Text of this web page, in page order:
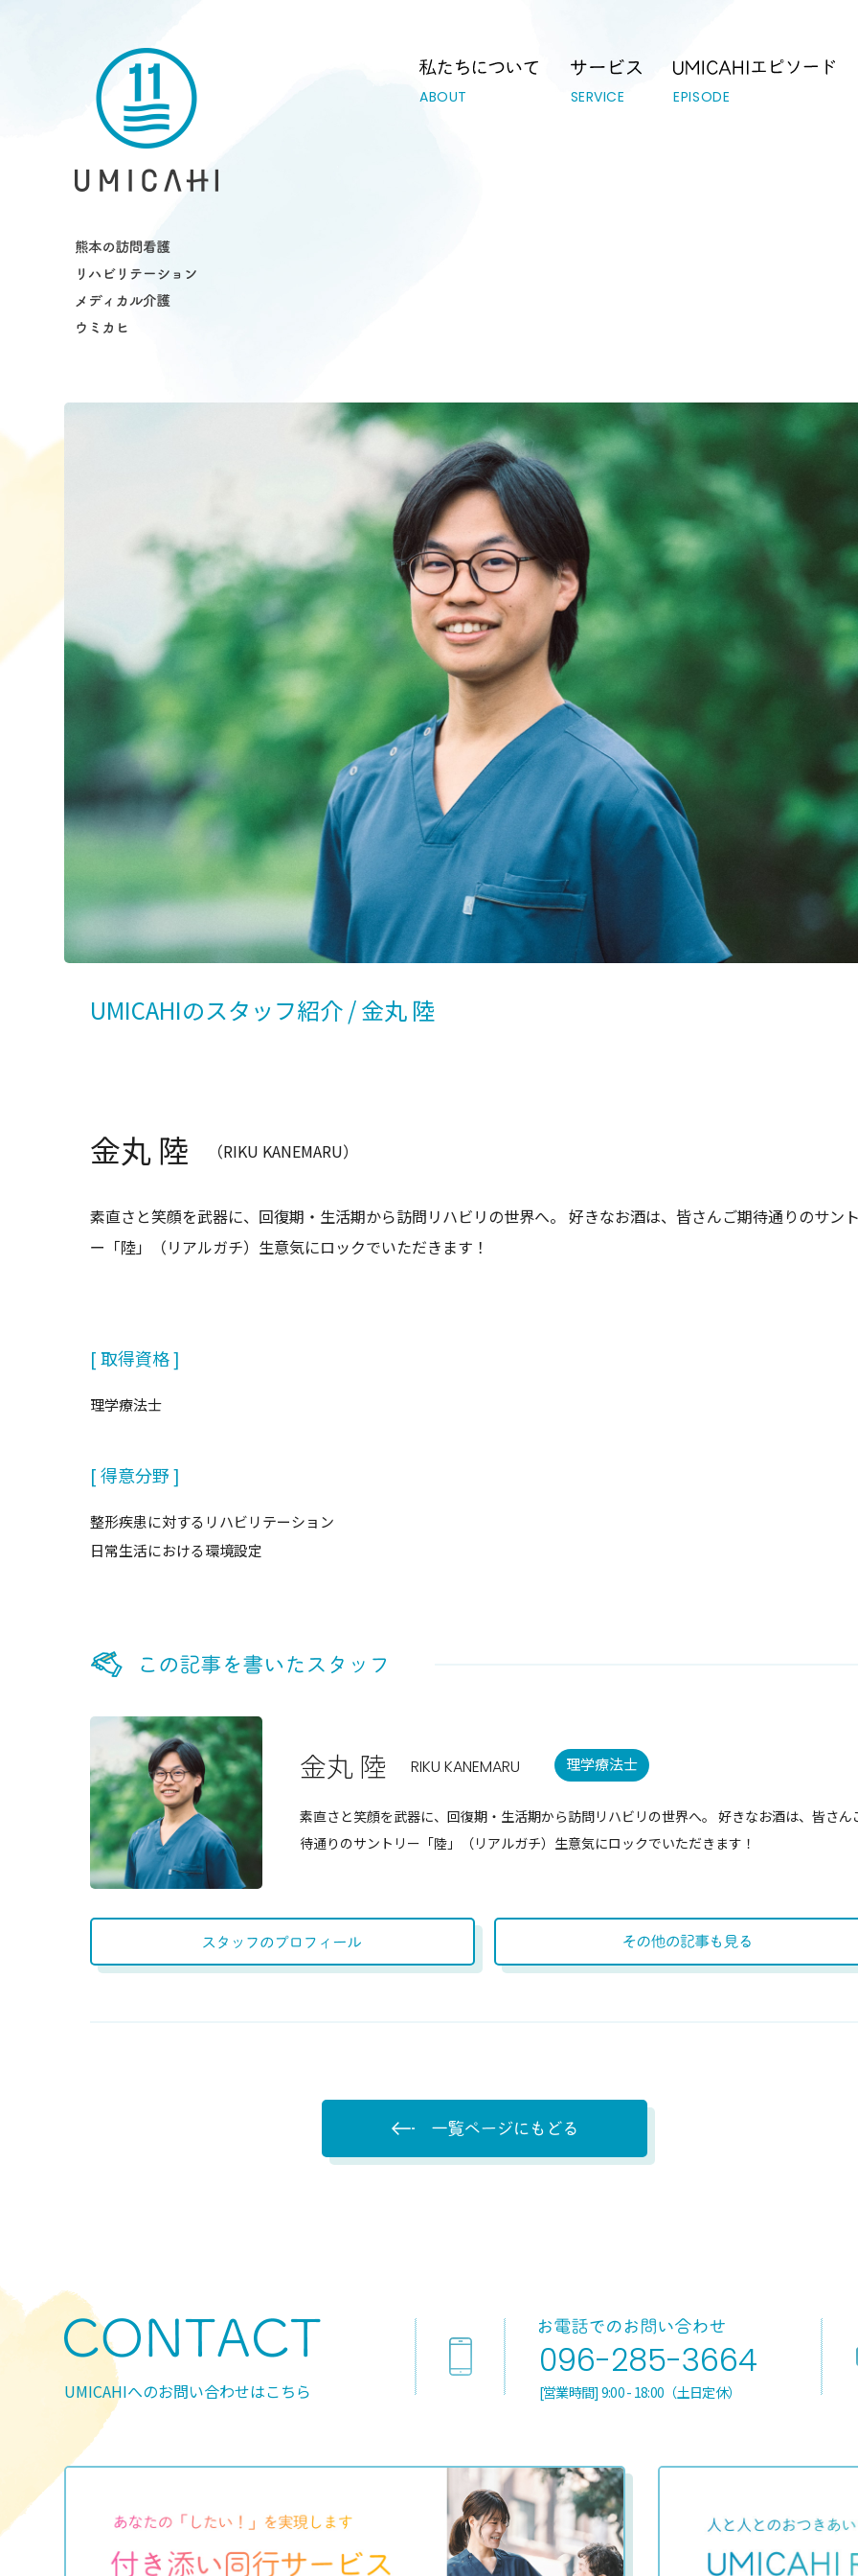
熊本市の訪問看護・リハビリ・介護ステーション｜UMICAHI（ウミカヒ）
ABOUT
SERVICE EPISODE
UMICAHIのスタッフ紹介 / 金丸 陸
金丸 陸 （RIKU KANEMARU）
素直さと笑顔を武器に、回復期・生活期から訪問リハビリの世界へ。 好きなお酒は、皆さんご期待通りのサン
ー「陸」（リアルガチ）生意気にロックでいただきます！
[ 取得資格 ]
理学療法士
[ 得意分野 ]
整形疾患に対するリハビリテーション
日常生活における環境設定
金丸 陸 RIKU KANEMARU 理学療法士
素直さと笑顔を武器に、回復期・生活期から訪問リハビリの世界へ。 好きなお酒は、皆さん
待通りのサントリー「陸」（リアルガチ）生意気にロックでいただきます！
スタッフのプロフィール
一覧ページにもどる
UMICAHIへのお問い合わせはこちら
096-285-3664
[営業時間] 9:00 - 18:00（土日定休）